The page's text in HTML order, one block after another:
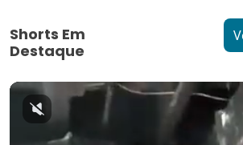
Shorts Em
Destaque